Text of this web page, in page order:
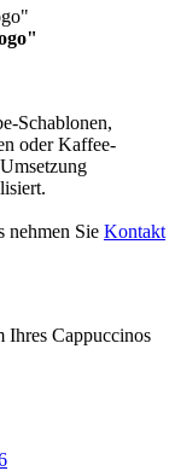
Schablonen,
oder Kaffee-
nehmen Sie Kontakt
Ihres Cappuccinos